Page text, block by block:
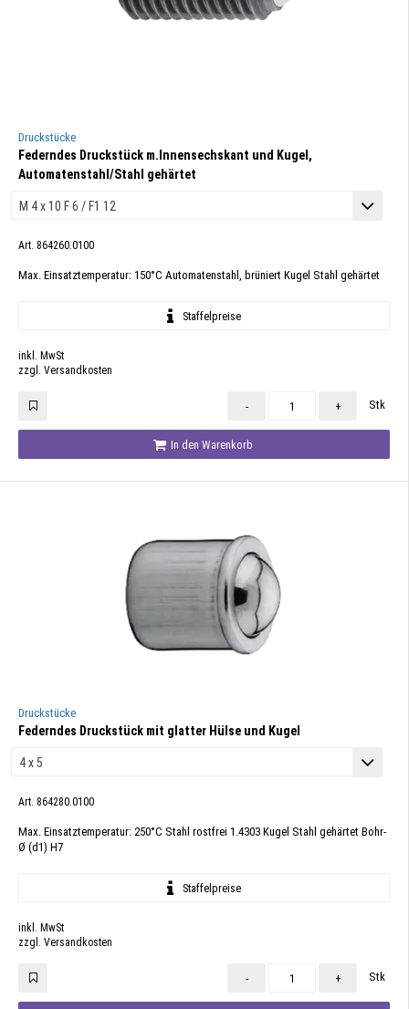
Druckstücke
Federndes Druckstück m.Innensechskant und Kugel,
Automatenstahl/Stahl gehärtet
Art. 864260.0100
Max. Einsatztemperatur: 150°C Automatenstahl, brüniert Kugel Stahl gehärtet
Staffelpreise
inkl. MwSt
zzgl. Versandkosten
- + Stk
In den Warenkorb
Druckstücke
Federndes Druckstück mit glatter Hülse und Kugel
Art. 864280.0100
Max. Einsatztemperatur: 250°C Stahl rostfrei 1.4303 Kugel Stahl gehärtet Bohr-
Ø (d1) H7
Staffelpreise
inkl. MwSt
zzgl. Versandkosten
- + Stk